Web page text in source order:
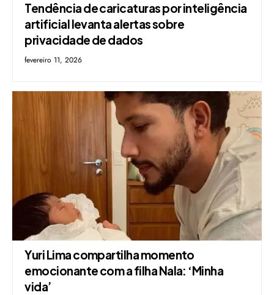
Tendência de caricaturas por inteligência
artificial levanta alertas sobre
privacidade de dados
fevereiro 11, 2026
Yuri Lima compartilha momento
emocionante com a filha Nala: ‘Minha
vida’